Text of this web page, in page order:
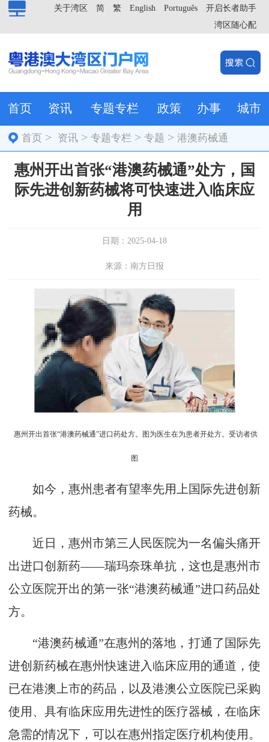
开启长者助手
Português
English
繁
简
关于湾区
湾区随心配
首页 资讯 专题专栏 政策 办事 城市
首页 > 资讯 >专题专栏 >专题 >港澳药械通
惠州开出首张“港澳药械通”处方，国
际先进创新药械将可快速进入临床应
用
日期：2025-04-18
来源：南方日报
惠州开出首张“港澳药械通”进口药处方。图为医生在为患者开处方。受访者供
图
如今，惠州患者有望率先用上国际先进创新
药械。
近日，惠州市第三人民医院为一名偏头痛开
出进口创新药——瑞玛奈珠单抗，这也是惠州市
公立医院开出的第一张“港澳药械通”进口药品处
方。
“港澳药械通”在惠州的落地，打通了国际先
进创新药械在惠州快速进入临床应用的通道，使
已在港澳上市的药品，以及港澳公立医院已采购
使用、具有临床应用先进性的医疗器械，在临床
急需的情况下，可以在惠州指定医疗机构使用。